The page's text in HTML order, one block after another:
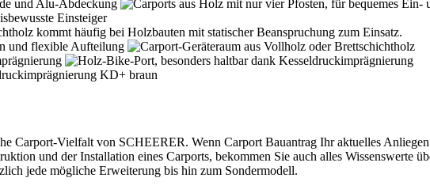
Carport-Vielfalt von SCHEERER. Wenn Carport Bauantrag Ihr aktuelles
und der Installation eines Carports, bekommen Sie auch alles Wissenswerte
jede mögliche Erweiterung bis hin zum Sondermodell.